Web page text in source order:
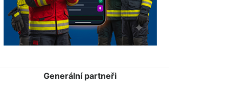
Generální partneři